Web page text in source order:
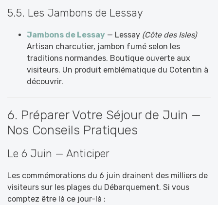
5.5. Les Jambons de Lessay
Jambons de Lessay — Lessay (Côte des Isles)
Artisan charcutier, jambon fumé selon les
traditions normandes. Boutique ouverte aux
visiteurs. Un produit emblématique du Cotentin à
découvrir.
6. Préparer Votre Séjour de Juin —
Nos Conseils Pratiques
Le 6 Juin — Anticiper
Les commémorations du 6 juin drainent des milliers de
visiteurs sur les plages du Débarquement. Si vous
comptez être là ce jour-là :